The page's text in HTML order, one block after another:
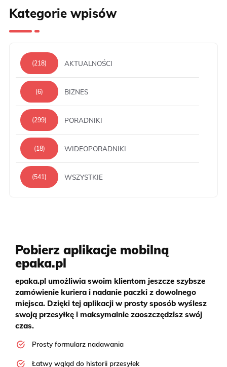
Kategorie wpisów
(218) AKTUALNOŚCI
(6) BIZNES
(299) PORADNIKI
(18) WIDEOPORADNIKI
(541) WSZYSTKIE
Pobierz aplikacje mobilną
epaka.pl
epaka.pl umożliwia swoim klientom jeszcze szybsze
zamówienie kuriera i nadanie paczki z dowolnego
miejsca. Dzięki tej aplikacji w prosty sposób wyślesz
swoją przesyłkę i maksymalnie zaoszczędzisz swój
czas.
Prosty formularz nadawania
Łatwy wgląd do historii przesyłek